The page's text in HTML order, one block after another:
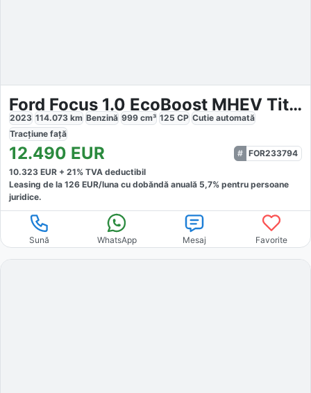
Ford Focus 1.0 EcoBoost MHEV Titanium
2023 114.073 km Benzină 999 cm³ 125 CP Cutie automată
Tracțiune față
12.490 EUR
FOR233794
10.323 EUR + 21% TVA deductibil
Leasing de la 126 EUR/luna cu dobăndă anuală 5,7% pentru persoane
juridice.
Sună WhatsApp Mesaj Favorite